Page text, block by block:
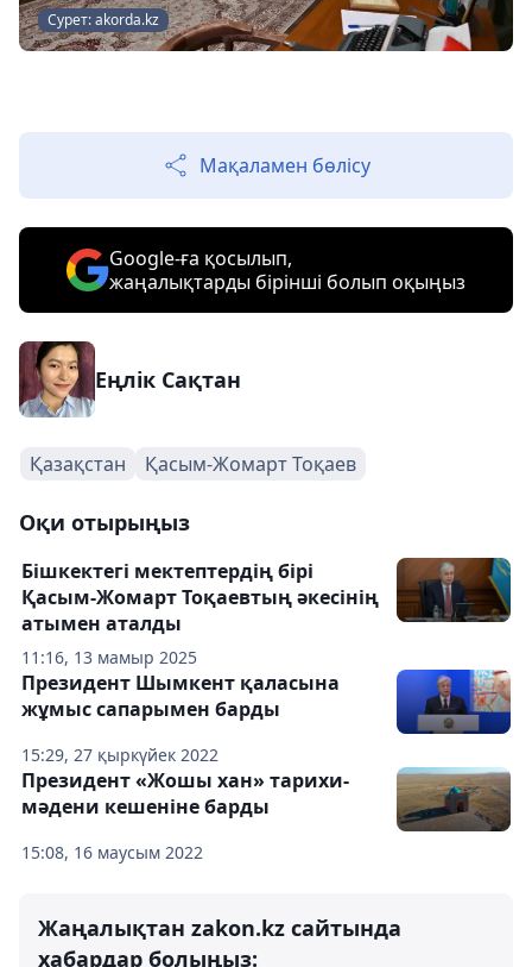
Сурет: akorda.kz
Мақаламен бөлісу
Google-ға қосылып,
жаңалықтарды бірінші болып оқыңыз
Еңлік Сақтан
Қазақстан Қасым-Жомарт Тоқаев
Оқи отырыңыз
11:16, 13 мамыр 2025
Бішкектегі мектептердің бірі
Қасым-Жомарт Тоқаевтың әкесінің
атымен аталды
15:29, 27 қыркүйек 2022
Президент Шымкент қаласына
жұмыс сапарымен барды
15:08, 16 маусым 2022
Президент «Жошы хан» тарихи-
мәдени кешеніне барды
Жаңалықтан zakon.kz сайтында
хабардар болыңыз: